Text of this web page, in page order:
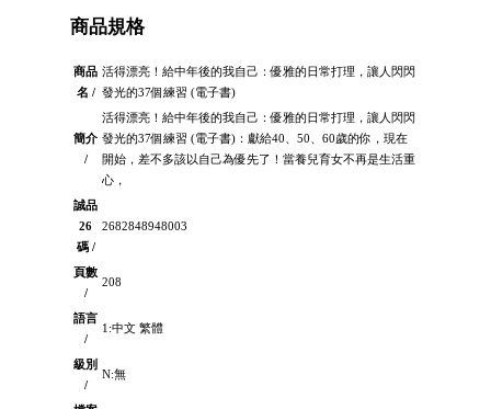
商品規格
商品
名 /
活得漂亮！給中年後的我自己：優雅的日常打理，讓人閃閃
發光的37個練習 (電子書)
簡介
/
活得漂亮！給中年後的我自己：優雅的日常打理，讓人閃閃
發光的37個練習 (電子書)：獻給40、50、60歲的你，現在
開始，差不多該以自己為優先了！當養兒育女不再是生活重
心，
誠品
26
碼 /
2682848948003
頁數
/
208
語言
/
1:中文 繁體
級別
/
N:無